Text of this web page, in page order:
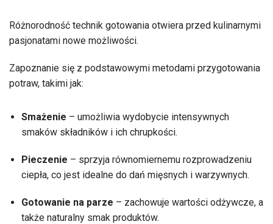
Różnorodność technik gotowania otwiera przed kulinarnymi
pasjonatami nowe możliwości.
Zapoznanie się z podstawowymi metodami przygotowania
potraw, takimi jak:
Smażenie – umożliwia wydobycie intensywnych
smaków składników i ich chrupkości.
Pieczenie – sprzyja równomiernemu rozprowadzeniu
ciepła, co jest idealne do dań mięsnych i warzywnych.
Gotowanie na parze – zachowuje wartości odżywcze, a
także naturalny smak produktów.